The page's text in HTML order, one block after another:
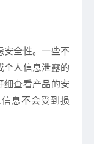
安全性。一些不
个人信息泄露的
细查看产品的安
息不会受到损